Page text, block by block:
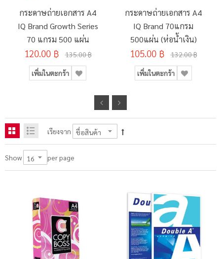
กระดาษถ่ายเอกสาร A4
IQ Brand Growth Series
70 แกรม 500 แผ่น
120.00 ฿ 135.00 ฿
เพิ่มในตะกร้า
กระดาษถ่ายเอกสาร A4
IQ Brand 70แกรม
500แผ่น (ห่อน้ำเงิน)
105.00 ฿ 132.00 ฿
เพิ่มในตะกร้า
เรียงจาก
Show per page